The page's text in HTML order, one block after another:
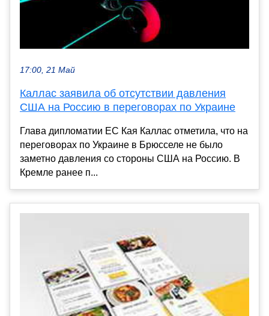
17:00, 21 Май
Каллас заявила об отсутствии давления
США на Россию в переговорах по Украине
Глава дипломатии ЕС Кая Каллас отметила, что на
переговорах по Украине в Брюсселе не было
заметно давления со стороны США на Россию. В
Кремле ранее п...